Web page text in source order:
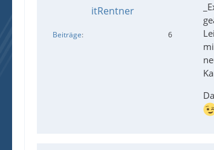
itRentner
Beiträge 6